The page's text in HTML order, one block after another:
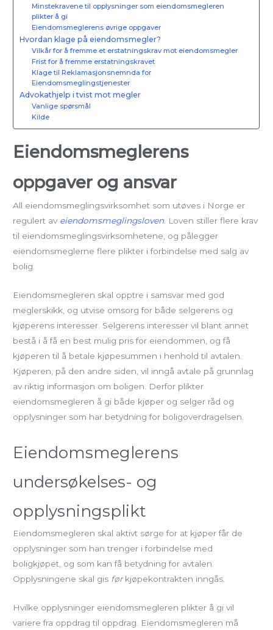
Minstekravene til opplysninger som eiendomsmegleren
plikter å gi
Eiendomsmeglerens øvrige oppgaver
Hvordan klage på eiendomsmegler?
Vilkår for å fremme et erstatningskrav mot eiendomsmegler
Frist for å fremme erstatningskravet
Klage til Reklamasjonsnemnda for
Eiendomsmeglingstjenester
Advokathjelp i tvist mot megler
Vanlige spørsmål
Kilde
Eiendomsmeglerens
oppgaver og ansvar
All eiendomsmeglingsvirksomhet som utøves i Norge er
regulert av eiendomsmeglingsloven. Loven stiller flere krav
til eiendomsmeglingsvirksomhetene, og pålegger
eiendomsmeglerne flere plikter i forbindelse med salg av
bolig.
Eiendomsmegleren skal opptre i samsvar med god
meglerskikk, og utvise omsorg for både selgerens og
kjøperens interesser. Selgerens interesser vil blant annet
bestå i å få en best mulig pris for eiendommen, og få
kjøperen til å betale kjøpesummen i henhold til avtalen.
Kjøperen, på den andre siden, vil inngå avtale på grunnlag
av riktig informasjon om boligen. Derfor plikter
eiendomsmegleren å gi både kjøper og selger råd og
opplysninger som har betydning for boligoverdragelsen.
Eiendomsmeglerens
undersøkelses- og
opplysningsplikt
Eiendomsmegleren skal aktivt sørge for at kjøper får de
opplysninger som han trenger i forbindelse med
boligkjøpet, og som kan få betydning for avtalen.
Opplysningene skal gis førkjøpekontrakten inngås.
Hvilke opplysninger eiendomsmegleren plikter å gi vil
variere fra oppdrag til oppdrag. Eiendomsmegleren må